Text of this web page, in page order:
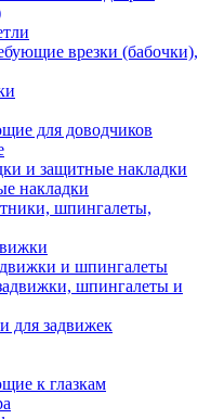
врезки (бабочки),
для доводчиков
и защитные накладки
накладки
шпингалеты,
и шпингалеты
шпингалеты и
для задвижек
к глазкам